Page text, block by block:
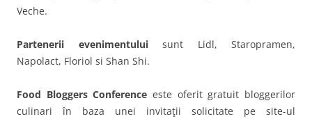
Veche.
Partenerii evenimentuluisunt Lidl, Staropramen,
Napolact, Floriol si Shan Shi.
Food Bloggers Conference este oferit gratuit bloggerilor
culinari în baza unei invitaţii solicitate pe site-ul